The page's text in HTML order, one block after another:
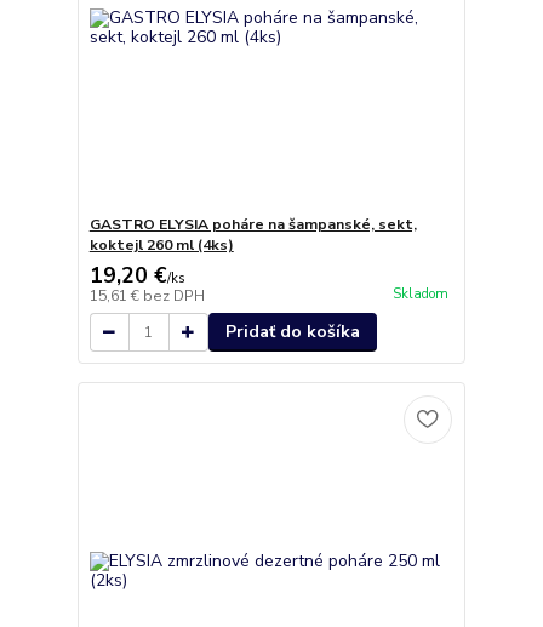
GASTRO ELYSIA poháre na šampanské, sekt,
koktejl 260 ml (4ks)
19,20 €/ks
15,61 € bez DPH Skladom
Pridať do košíka